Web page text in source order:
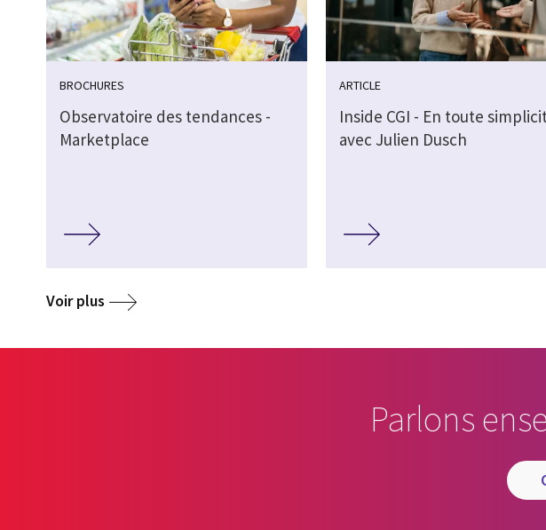
BROCHURES
Observatoire des tendances -
Marketplace
ARTICLE
Inside CGI - En toute
avec Julien Dusch
Voir plus
Parlons